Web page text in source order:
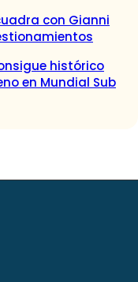
con Gianni
histórico
en Mundial Sub